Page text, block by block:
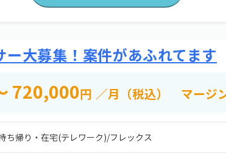
ー大募集！案件があふれてます
720,000円 ／月（税込） マージ
ち帰り・在宅(テレワーク)/フレックス